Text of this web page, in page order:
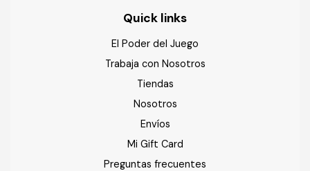
Quick links
El Poder del Juego
Trabaja con Nosotros
Tiendas
Nosotros
Envíos
Mi Gift Card
Preguntas frecuentes